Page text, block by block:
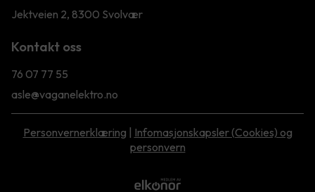
Jektveien 2, 8300 Svolvær
Kontakt oss
76 07 77 55
asle@vaganelektro.no
Personvernerklæring
Infomasjonskapsler (Cookies) og
personvern